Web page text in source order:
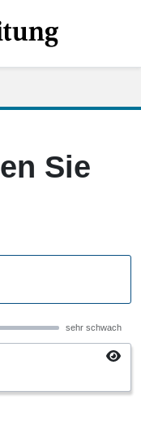
Sie
sehr schwach